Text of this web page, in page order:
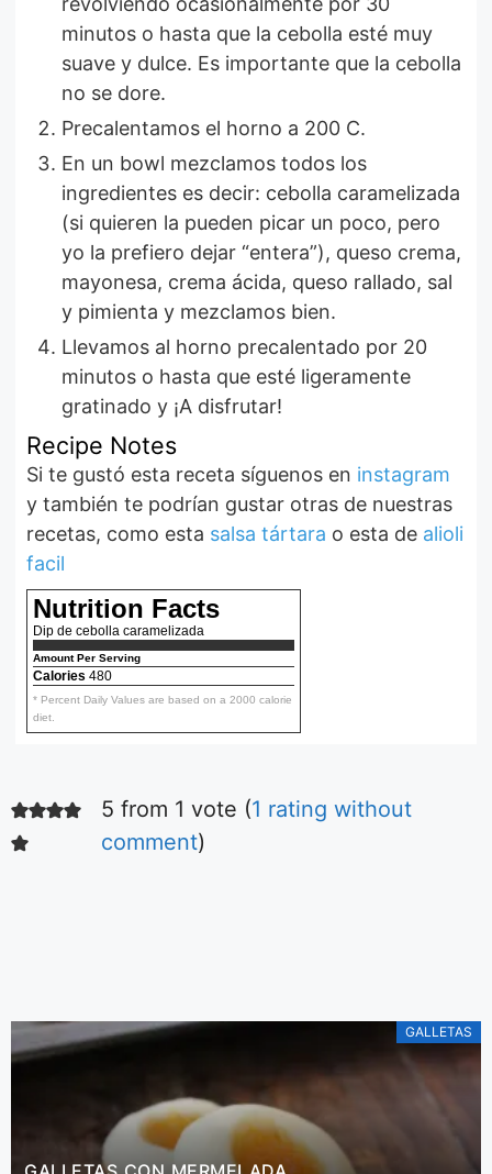
minutos o hasta que la cebolla esté muy
suave y dulce. Es importante que la cebolla
no se dore.
Precalentamos el horno a 200 C.
En un bowl mezclamos todos los
ingredientes es decir: cebolla caramelizada
(si quieren la pueden picar un poco, pero
yo la prefiero dejar “entera”), queso crema,
mayonesa, crema ácida, queso rallado, sal
y pimienta y mezclamos bien.
Llevamos al horno precalentado por 20
minutos o hasta que esté ligeramente
gratinado y ¡A disfrutar!
Recipe Notes
Si te gustó esta receta síguenos en instagram
y también te podrían gustar otras de nuestras
recetas, como esta salsa tártara o esta de alioli
facil
Nutrition Facts
Dip de cebolla caramelizada
Amount Per Serving
Calories 480
* Percent Daily Values are based on a 2000 calorie
diet.
5 from 1 vote (1 rating without
comment)
Ensalada fácil
de tomates
GALLETAS